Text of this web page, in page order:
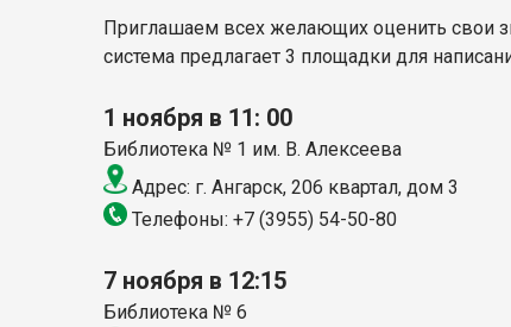
Приглашаем всех желающих оценить свои
система предлагает 3 площадки для
1 ноября в 11: 00
Библиотека № 1 им. В. Алексеева
Адрес: г. Ангарск, 206 квартал, дом 3
Телефоны: +7 (3955) 54-50-80
7 ноября в 12:15
Библиотека № 6